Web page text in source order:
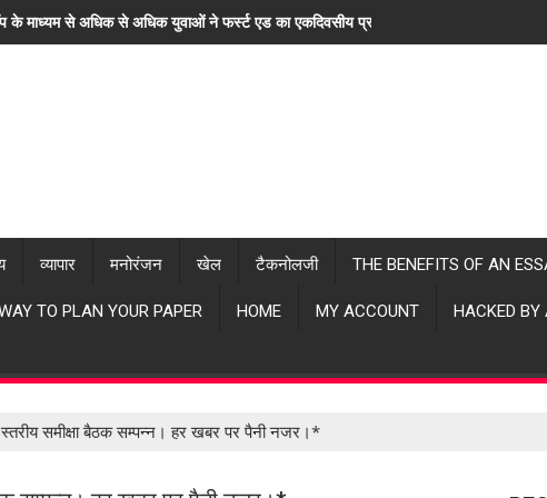
के माध्यम से अधिक से अधिक युवाओं ने फर्स्ट एड का एकदिवसीय प्रशिक्षण लिया। "हर खबर पर
व्यापार मनोरंजन खेल टैकनोलजी THE BENEFITS OF AN
TO PLAN YOUR PAPER HOME MY ACCOUNT HACKED BY
समीक्षा बैठक सम्पन्न। हर खबर पर पैनी नजर।*